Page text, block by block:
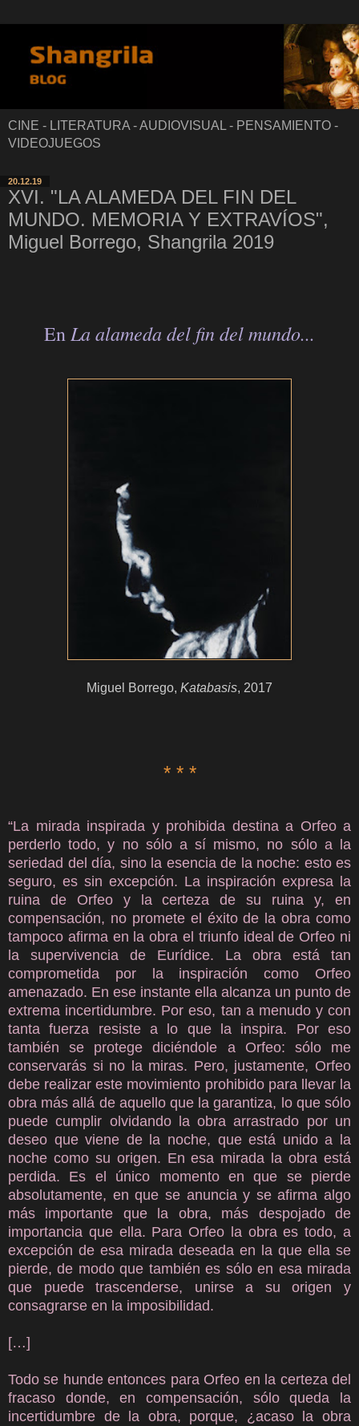
CINE - LITERATURA - AUDIOVISUAL - PENSAMIENTO -
VIDEOJUEGOS
20.12.19
XVI. "LA ALAMEDA DEL FIN DEL
MUNDO. MEMORIA Y EXTRAVÍOS",
Miguel Borrego, Shangrila 2019
En La alameda del fin del mundo...
Miguel Borrego, Katabasis, 2017
* * *
“La mirada inspirada y prohibida destina a Orfeo a
perderlo todo, y no sólo a sí mismo, no sólo a la
seriedad del día, sino la esencia de la noche: esto es
seguro, es sin excepción. La inspiración expresa la
ruina de Orfeo y la certeza de su ruina y, en
compensación, no promete el éxito de la obra como
tampoco afirma en la obra el triunfo ideal de Orfeo ni
la supervivencia de Eurídice. La obra está tan
comprometida por la inspiración como Orfeo
amenazado. En ese instante ella alcanza un punto de
extrema incertidumbre. Por eso, tan a menudo y con
tanta fuerza resiste a lo que la inspira. Por eso
también se protege diciéndole a Orfeo: sólo me
conservarás si no la miras. Pero, justamente, Orfeo
debe realizar este movimiento prohibido para llevar la
obra más allá de aquello que la garantiza, lo que sólo
puede cumplir olvidando la obra arrastrado por un
deseo que viene de la noche, que está unido a la
noche como su origen. En esa mirada la obra está
perdida. Es el único momento en que se pierde
absolutamente, en que se anuncia y se afirma algo
más importante que la obra, más despojado de
importancia que ella. Para Orfeo la obra es todo, a
excepción de esa mirada deseada en la que ella se
pierde, de modo que también es sólo en esa mirada
que puede trascenderse, unirse a su origen y
consagrarse en la imposibilidad.
[…]
Todo se hunde entonces para Orfeo en la certeza del
fracaso donde, en compensación, sólo queda la
incertidumbre de la obra, porque, ¿acaso la obra